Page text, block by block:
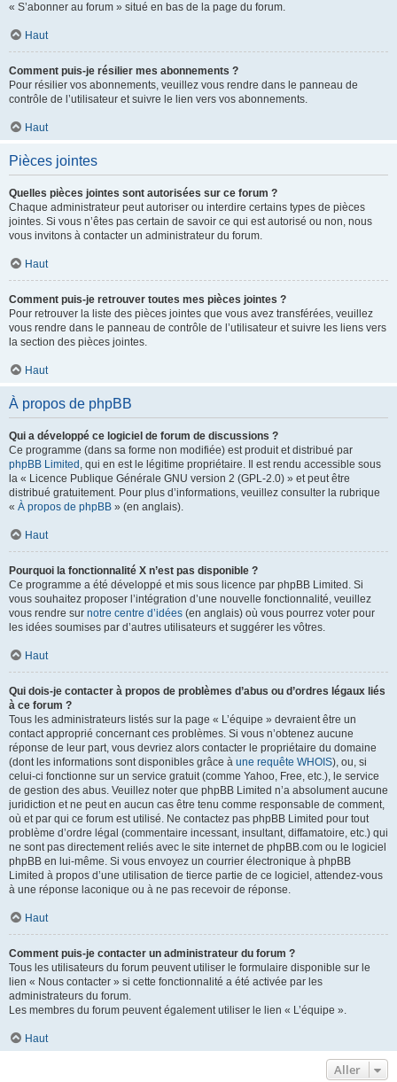
« S’abonner au forum » situé en bas de la page du forum.
Haut
Comment puis-je résilier mes abonnements ?
Pour résilier vos abonnements, veuillez vous rendre dans le panneau de
contrôle de l’utilisateur et suivre le lien vers vos abonnements.
Haut
Pièces jointes
Quelles pièces jointes sont autorisées sur ce forum ?
Chaque administrateur peut autoriser ou interdire certains types de pièces
jointes. Si vous n’êtes pas certain de savoir ce qui est autorisé ou non, nous
vous invitons à contacter un administrateur du forum.
Haut
Comment puis-je retrouver toutes mes pièces jointes ?
Pour retrouver la liste des pièces jointes que vous avez transférées, veuillez
vous rendre dans le panneau de contrôle de l’utilisateur et suivre les liens vers
la section des pièces jointes.
Haut
À propos de phpBB
Qui a développé ce logiciel de forum de discussions ?
Ce programme (dans sa forme non modifiée) est produit et distribué par
phpBB Limited , qui en est le légitime propriétaire. Il est rendu accessible sous
la « Licence Publique Générale GNU version 2 (GPL-2.0) » et peut être
distribué gratuitement. Pour plus d’informations, veuillez consulter la rubrique
« À propos de phpBB » (en anglais).
Haut
Pourquoi la fonctionnalité X n’est pas disponible ?
Ce programme a été développé et mis sous licence par phpBB Limited. Si
vous souhaitez proposer l’intégration d’une nouvelle fonctionnalité, veuillez
vous rendre sur notre centre d’idées (en anglais) où vous pourrez voter pour
les idées soumises par d’autres utilisateurs et suggérer les vôtres.
Haut
Qui dois-je contacter à propos de problèmes d’abus ou d’ordres légaux liés
à ce forum ?
Tous les administrateurs listés sur la page « L’équipe » devraient être un
contact approprié concernant ces problèmes. Si vous n’obtenez aucune
réponse de leur part, vous devriez alors contacter le propriétaire du domaine
(dont les informations sont disponibles grâce à une requête WHOIS), ou, si
celui-ci fonctionne sur un service gratuit (comme Yahoo, Free, etc.), le service
de gestion des abus. Veuillez noter que phpBB Limited n’a absolument aucune
juridiction et ne peut en aucun cas être tenu comme responsable de comment,
où et par qui ce forum est utilisé. Ne contactez pas phpBB Limited pour tout
problème d’ordre légal (commentaire incessant, insultant, diffamatoire, etc.) qui
ne sont pas directement reliés avec le site internet de phpBB.com ou le logiciel
phpBB en lui-même. Si vous envoyez un courrier électronique à phpBB
Limited à propos d’une utilisation de tierce partie de ce logiciel, attendez-vous
à une réponse laconique ou à ne pas recevoir de réponse.
Haut
Comment puis-je contacter un administrateur du forum ?
Tous les utilisateurs du forum peuvent utiliser le formulaire disponible sur le
lien « Nous contacter » si cette fonctionnalité a été activée par les
administrateurs du forum.
Les membres du forum peuvent également utiliser le lien « L’équipe ».
Haut
Aller